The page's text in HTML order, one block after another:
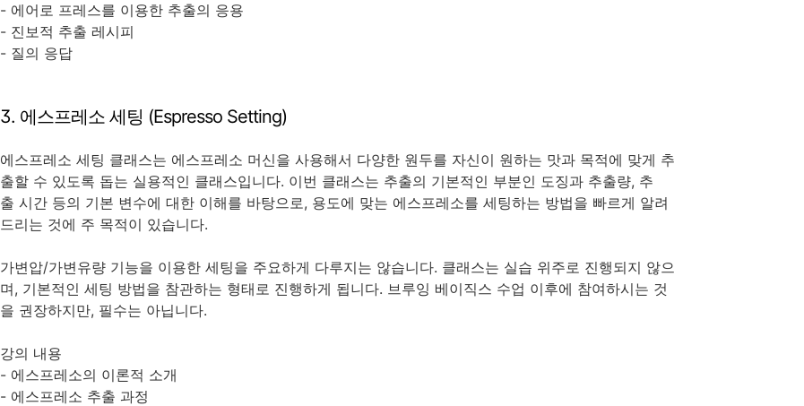
- 에어로 프레스를 이용한 추출의 응용
- 진보적 추출 레시피
- 질의 응답
3. 에스프레소 세팅 (Espresso Setting)
에스프레소 세팅 클래스는 에스프레소 머신을 사용해서 다양한 원두를 자신이 원하는 맛과 목적에 맞게 추
출할 수 있도록 돕는 실용적인 클래스입니다. 이번 클래스는 추출의 기본적인 부분인 도징과 추출량, 추
출 시간 등의 기본 변수에 대한 이해를 바탕으로, 용도에 맞는 에스프레소를 세팅하는 방법을 빠르게 알려
드리는 것에 주 목적이 있습니다.
가변압/가변유량 기능을 이용한 세팅을 주요하게 다루지는 않습니다. 클래스는 실습 위주로 진행되지 않으
며, 기본적인 세팅 방법을 참관하는 형태로 진행하게 됩니다. 브루잉 베이직스 수업 이후에 참여하시는 것
을 권장하지만, 필수는 아닙니다.
강의 내용
- 에스프레소의 이론적 소개
- 에스프레소 추출 과정